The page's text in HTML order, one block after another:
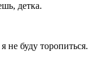
детка.
не буду торопиться.